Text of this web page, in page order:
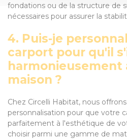
fondations ou de la structure de
nécessaires pour assurer la
4. Puis-je
carport pour qu'il
harmonieusement
maison ?
Chez Circelli Habitat, nous
personnalisation pour que votre
parfaitement à l'esthétique de
choisir parmi une gamme de